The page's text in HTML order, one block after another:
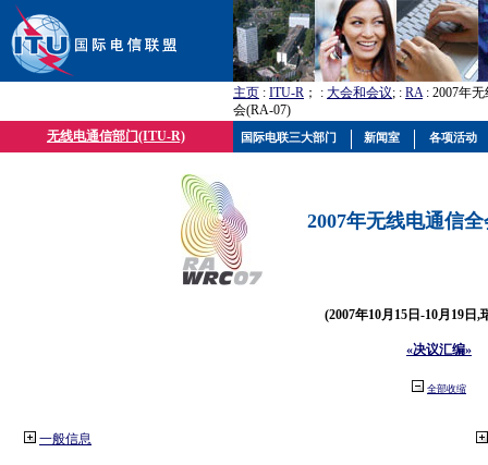
主页 : ITU-R ； : 大会和会议; : RA: 2007年
会(RA-07)
无线电通信部门(ITU-R)
2007年无线电通信
(2007年10月15日-10月19日,
«决议汇编»
全部收缩
一般信息
国际电联三大部门 新闻室 各项活动